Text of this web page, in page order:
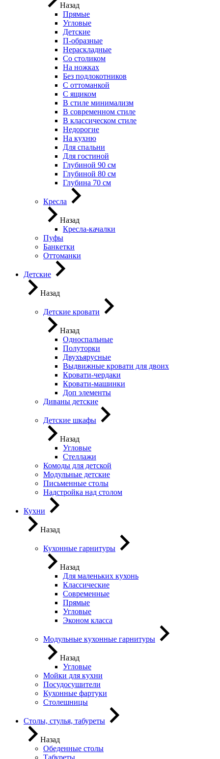
Назад
Прямые
Угловые
Детские
П-образные
Нераскладные
Со столиком
На ножках
Без подлокотников
С оттоманкой
С ящиком
В стиле минимализм
В современном стиле
В классическом стиле
Недорогие
На кухню
Для спальни
Для гостиной
Глубиной 90 см
Глубиной 80 см
Глубина 70 см
Кресла
Назад
Кресла-качалки
Пуфы
Банкетки
Оттоманки
Детские
Назад
Детские кровати
Назад
Односпальные
Полуторки
Двухъярусные
Выдвижные кровати для двоих
Кровати-чердаки
Кровати-машинки
Доп элементы
Диваны детские
Детские шкафы
Назад
Угловые
Стеллажи
Комоды для детской
Модульные детские
Письменные столы
Надстройка над столом
Кухни
Назад
Кухонные гарнитуры
Назад
Для маленьких кухонь
Классические
Современные
Прямые
Угловые
Эконом класса
Модульные кухонные гарнитуры
Назад
Угловые
Мойки для кухни
Посудосушители
Кухонные фартуки
Столешницы
Столы, стулья, табуреты
Назад
Обеденные столы
Табуреты